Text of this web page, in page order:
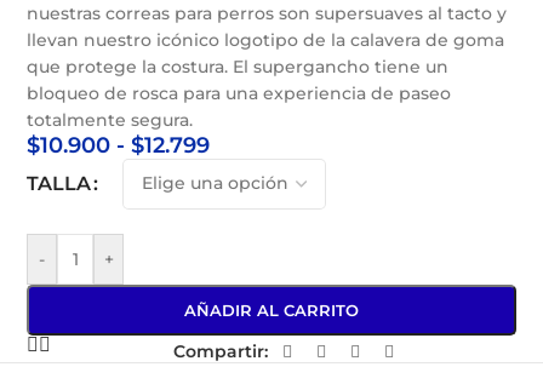
nuestras correas para perros son supersuaves al tacto y
llevan nuestro icónico logotipo de la calavera de goma
que protege la costura. El supergancho tiene un
bloqueo de rosca para una experiencia de paseo
totalmente segura.
$10.900 - $12.799
TALLA
- +
AÑADIR AL CARRITO
Compartir: